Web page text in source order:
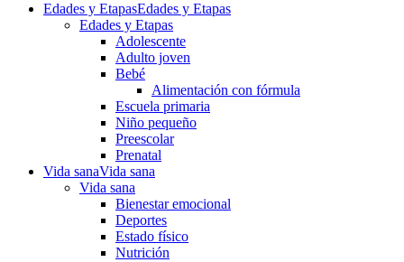
Edades y EtapasEdades y Etapas
Edades y Etapas
Adolescente
Adulto joven
Bebé
Alimentación con fórmula
Escuela primaria
Niño pequeño
Preescolar
Prenatal
Vida sanaVida sana
Vida sana
Bienestar emocional
Deportes
Estado físico
Nutrición